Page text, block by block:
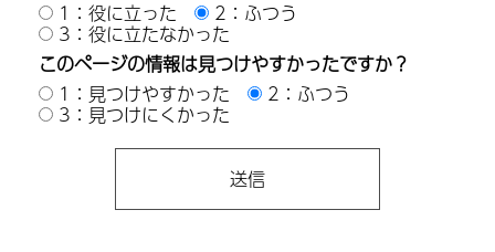
1：役に立った
2：ふつう
3：役に立たなかった
このページの情報は見つけやすかったですか？
1：見つけやすかった
2：ふつう
3：見つけにくかった